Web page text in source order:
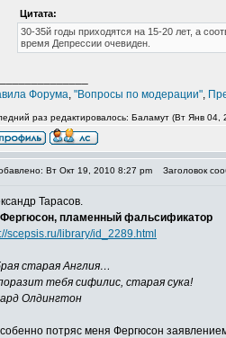
Цитата:
30-35й годы приходятся на 15-20 лет, а
время Депрессии очевиден.
Форума, "Вопросы по модерации",
раз редактировалось: Баламут (Вт Янв 04,
Вт Окт 19, 2010 8:27 pm Заголовок
Тарасов.
Фергюсон, пламенный фальcификатор
scepsis.ru/library/id_2289.html
старая Англия…
тебя сифилис, старая сука!
Олдингтон
потряс меня Фергюсон